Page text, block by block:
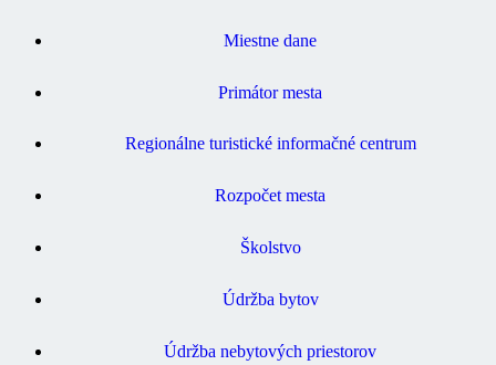
Miestne dane
Primátor mesta
Regionálne turistické informačné centrum
Rozpočet mesta
Školstvo
Údržba bytov
Údržba nebytových priestorov